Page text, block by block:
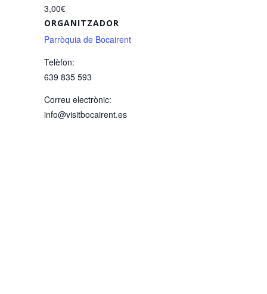
3,00€
ORGANITZADOR
Parròquia de Bocairent
Telèfon:
639 835 593
Correu electrònic:
info@visitbocairent.es